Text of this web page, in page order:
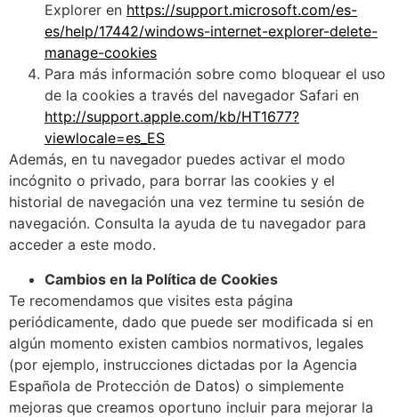
Explorer en https://support.microsoft.com/es-
es/help/17442/windows-internet-explorer-delete-
manage-cookies
Para más información sobre como bloquear el uso
de la cookies a través del navegador Safari en
http://support.apple.com/kb/HT1677?
viewlocale=es_ES
Además, en tu navegador puedes activar el modo
incógnito o privado, para borrar las cookies y el
historial de navegación una vez termine tu sesión de
navegación. Consulta la ayuda de tu navegador para
acceder a este modo.
Cambios en la Política de Cookies
Te recomendamos que visites esta página
periódicamente, dado que puede ser modificada si en
algún momento existen cambios normativos, legales
(por ejemplo, instrucciones dictadas por la Agencia
Española de Protección de Datos) o simplemente
mejoras que creamos oportuno incluir para mejorar la